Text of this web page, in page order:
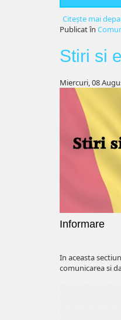
Citeşte mai
Publicat în
Stiri si
Miercuri, 08
Informare
In aceasta
comunicarea si